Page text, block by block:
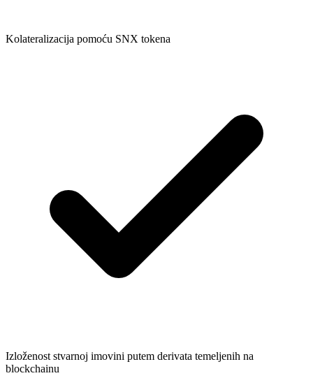
Kolateralizacija pomoću SNX tokena
Izloženost stvarnoj imovini putem derivata temeljenih na
blockchainu